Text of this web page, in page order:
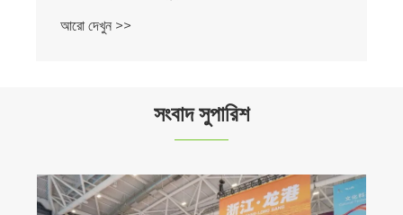
সংবাদ সুপারিশ